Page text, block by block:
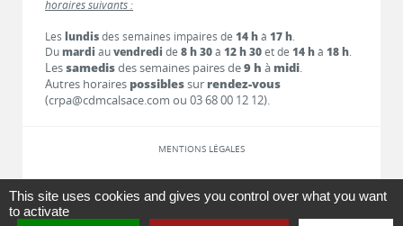
horaires suivants :
Les lundisdes semaines impaires de 14 hà 17 h.
Dumardi auvendredi de 8 h 30à 12 h 30et de 14 hà 18 h.
Lessamedisdes semaines paires de9 h à midi.
Autres horaires possiblessur rendez-vous
(crpa@cdmcalsace.com ou 03 68 00 12 12).
MENTIONS LÉGALES
LIENS
This site uses cookies and gives you control over what you want
to activate